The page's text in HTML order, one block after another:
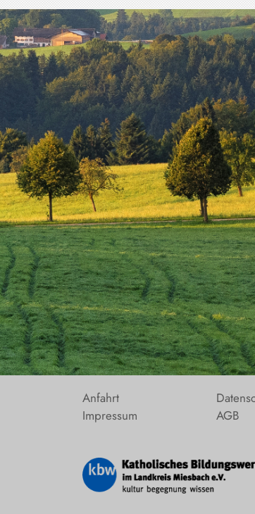
Anfahrt
Impressum
AGB
Weyarn